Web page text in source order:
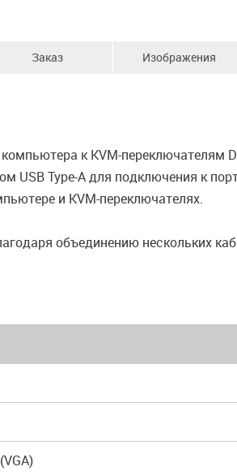
Заказ Изображения
к KVM-переключателям
USB Type-A для подключения к
и KVM-переключателях.
объединению нескольких